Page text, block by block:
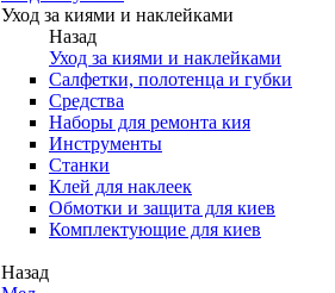
Уход за киями и наклейками
Назад
Уход за киями и наклейками
Салфетки, полотенца и губки
Средства
Наборы для ремонта кия
Инструменты
Станки
Клей для наклеек
Обмотки и защита для киев
Комплектующие для киев
Назад